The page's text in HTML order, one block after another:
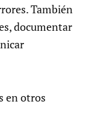
También
documentar
en otros